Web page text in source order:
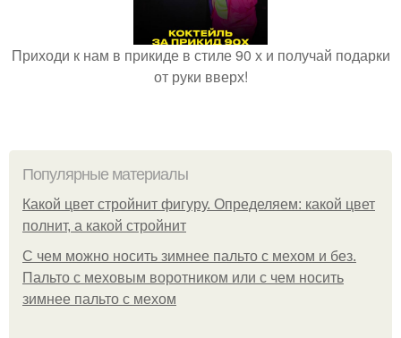
Приходи к нам в прикиде в стиле 90 х и получай подарки
от руки вверх!
Популярные материалы
Какой цвет стройнит фигуру. Определяем: какой цвет
полнит, а какой стройнит
C чем можно носить зимнее пальто с мехом и без.
Пальто с меховым воротником или с чем носить
зимнее пальто с мехом